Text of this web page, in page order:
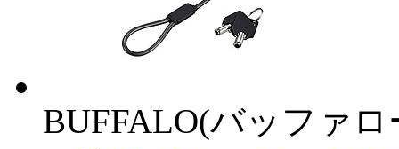
BUFFALO(バッファロ